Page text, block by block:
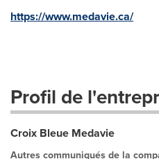
https://www.medavie.ca/
Profil de
Croix Bleue Medavie
Autres communiqués de la